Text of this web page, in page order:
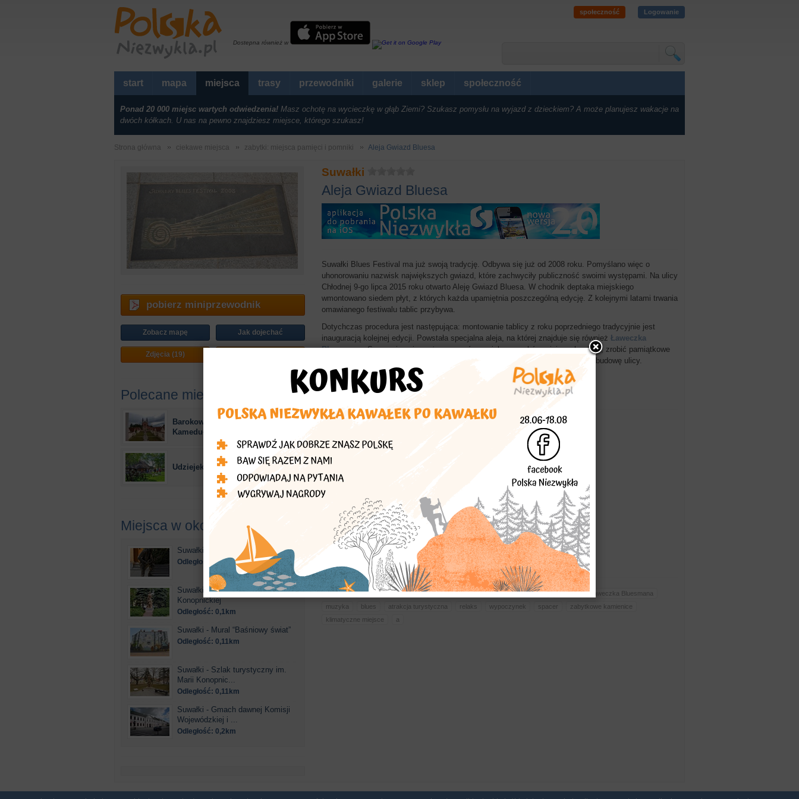
Dostepna również w
społeczność Logowanie
start mapa miejsca trasy przewodniki galerie sklep społeczność
Ponad 20 000 miejsc wartych odwiedzenia! Masz ochotę na wycieczkę w głąb Ziemi? Szukasz pomysłu na wyjazd z dzieckiem? A może planujesz wakacje na
dwóch kółkach. U nas na pewno znajdziesz miejsce, którego szukasz!
Strona główna ciekawe miejsca zabytki: miejsca pamięci i pomniki Aleja Gwiazd Bluesa
Suwałki
Aleja Gwiazd Bluesa
Suwałki Blues Festival ma już swoją tradycję. Odbywa się już od 2008 roku. Pomyślano więc o
uhonorowaniu nazwisk największych gwiazd, które zachwyciły publiczność swoimi występami. Na ulicy
Chłodnej 9-go lipca 2015 roku otwarto Aleję Gwiazd Bluesa. W chodnik deptaka miejskiego
wmontowano siedem płyt, z których każda upamiętnia poszczególną edycję. Z kolejnymi latami trwania
omawianego festiwalu tablic przybywa.
Dotychczas procedura jest następująca: montowanie tablicy z roku poprzedniego tradycyjnie jest
inauguracją kolejnej edycji. Powstała specjalna aleja, na której znajduje się również Ławeczka
Bluesmana. Spacerując nią można poznać nazwiska muzyków minionych edycji, zrobić pamiątkowe
zdjęcie oraz odpocząć w klimacie klasycystycznych kamienic stanowiących zabudowę ulicy.
Zaproponował: jagoda56
Więcej znajdziesz wPolska Niezwykła podlaskie
Suwałki Aleja Gwiazd Bluesa Suwałki Blues Festival ulica Chłodna Deptak
Ławeczka Bluesmana
muzyka
blues atrakcja turystyczna relaks wypoczynek spacer
zabytkowe kamienice
klimatyczne miejsce
a
pobierz miniprzewodnik
Zobacz mapę
Zdjęcia (19)
Jak dojechać
Polecane miejsca
Barokowy zespół klasztoru
Kamedułów (XVII/XVIII w.)
Udziejek. Gościniec Drumlin.
Miejsca w okolicy
Suwałki - Ławeczka Bluesmana
Odległość: 0,07km
Suwałki - Suwałki. Pomnik Marii
Konopnickiej
Odległość: 0,1km
Suwałki - Mural “Baśniowy świat”
Odległość: 0,11km
Suwałki - Szlak turystyczny im.
Marii Konopnic...
Odległość: 0,11km
Suwałki - Gmach dawnej Komisji
Wojewódzkiej i ...
Odległość: 0,2km